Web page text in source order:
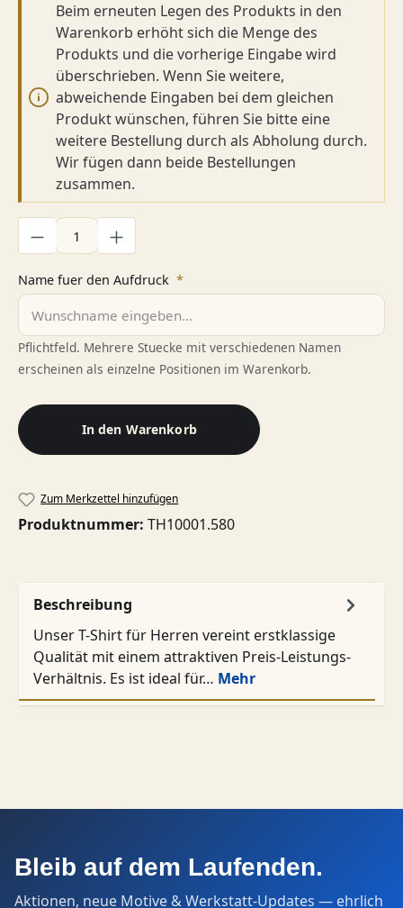
Beim erneuten Legen des Produkts in den
Warenkorb erhöht sich die Menge des
Produkts und die vorherige Eingabe wird
überschrieben. Wenn Sie weitere,
abweichende Eingaben bei dem gleichen
Produkt wünschen, führen Sie bitte eine
weitere Bestellung durch als Abholung durch.
Wir fügen dann beide Bestellungen
zusammen.
Produkt Anzahl: Gib den gewünschten Wert ein oder
Name fuer den Aufdruck *
Pflichtfeld. Mehrere Stuecke mit verschiedenen Namen
erscheinen als einzelne Positionen im Warenkorb.
In den Warenkorb
Zum Merkzettel hinzufügen
Produktnummer: TH10001.580
Beschreibung
Unser T-Shirt für Herren vereint erstklassige
Qualität mit einem attraktiven Preis-Leistungs-
Verhältnis. Es ist ideal für… Mehr
Bleib auf dem Laufenden.
Aktionen, neue Motive & Werkstatt-Updates — ehrlich